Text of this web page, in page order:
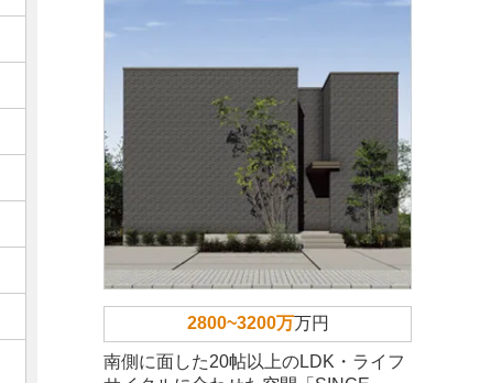
2800~3200万万円
南側に面した20帖以上のLDK・ライフ